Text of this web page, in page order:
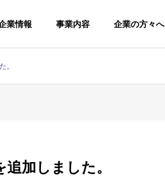
業情報 事業内容 企業の方々へ
。
加しました。